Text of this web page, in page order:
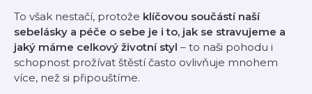
To však nestačí, protože klíčovou součástí naší
sebelásky a péče o sebe je i to, jak se stravujeme a
jaký máme celkový životní styl – to naši pohodu i
schopnost prožívat štěstí často ovlivňuje mnohem
více, než si připouštíme.